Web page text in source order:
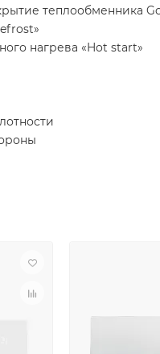
теплообменника
нагрева «Hot start»